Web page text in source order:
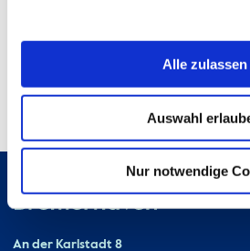
Alle zulassen
Auswahl
Nur notwendige
An der Karlstadt 8